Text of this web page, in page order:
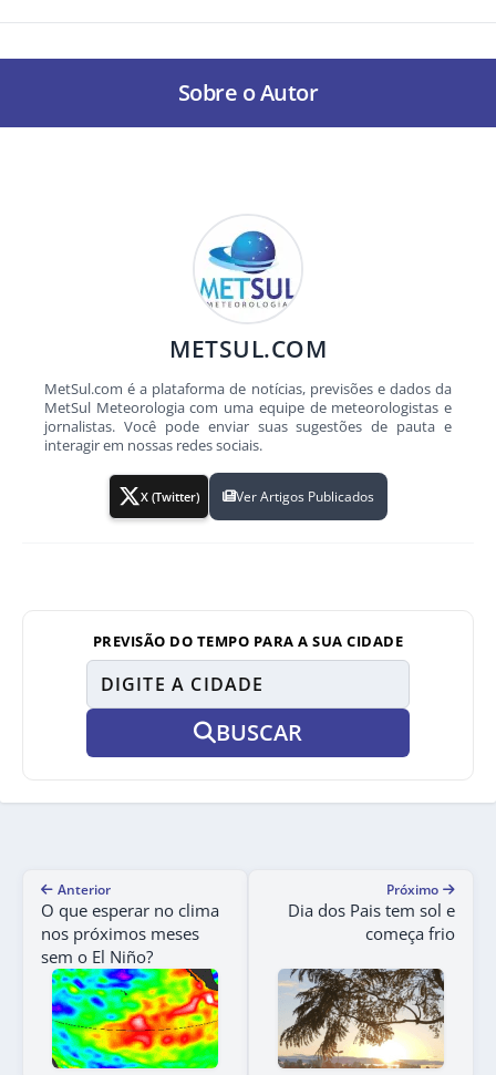
Sobre o Autor
METSUL.COM
MetSul.com é a plataforma de notícias, previsões e dados da
MetSul Meteorologia com uma equipe de meteorologistas e
jornalistas. Você pode enviar suas sugestões de pauta e
interagir em nossas redes sociais.
X (Twitter) Ver Artigos Publicados
PREVISÃO DO TEMPO PARA A SUA CIDADE
BUSCAR
Anterior
O que esperar no clima
nos próximos meses
sem o El Niño?
Próximo
Dia dos Pais tem sol e
começa frio